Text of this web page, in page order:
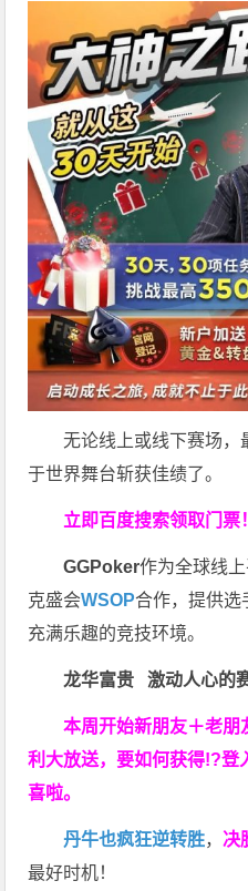
无论线上或线下赛场，
于世界舞台斩获佳绩了。
立即百度搜索领取门票！
GGPoker作为全球线
克盛会WSOP合作，提供选
充满乐趣的竞技环境。
龙华富贵 激动人心的
本周开始新朋友＋老朋
利大放送，要如何获得!?登
喜啦。
丹牛也疯狂逆转胜， 决
最好时机！